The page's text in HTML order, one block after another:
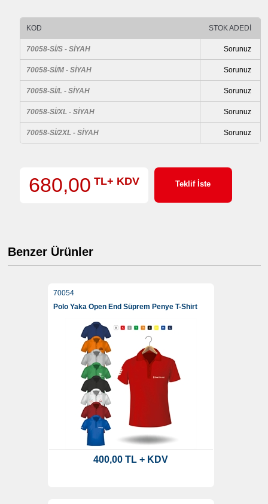
KOD STOK ADEDİ
70058-Sİ/S - SİYAH Sorunuz
70058-Sİ/M - SİYAH Sorunuz
70058-Sİ/L - SİYAH Sorunuz
70058-Sİ/XL - SİYAH Sorunuz
70058-Sİ/2XL - SİYAH Sorunuz
680,00 TL+ KDV Teklif İste
Benzer Ürünler
70054
Polo Yaka Open End Süprem Penye T-Shirt
400,00 TL + KDV